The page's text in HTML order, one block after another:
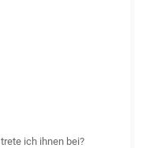
ich ihnen bei?